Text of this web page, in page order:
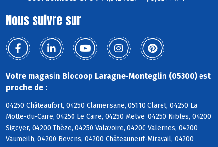
Nous suivre sur
Votre magasin Biocoop Laragne-Monteglin (05300) est
proche de :
04250 Châteaufort, 04250 Clamensane, 05110 Claret, 04250 La
Motte-du-Caire, 04250 Le Caire, 04250 Melve, 04250 Nibles, 04200
Sigoyer, 04200 Thèze, 04250 Valavoire, 04200 Valernes, 04200
Vaumeilh, 04200 Bevons, 04200 Châteauneuf-Miravail, 04200